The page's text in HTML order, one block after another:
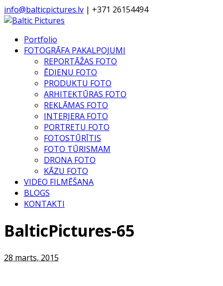
info@balticpictures.lv | +371 26154494
Portfolio
FOTOGRĀFA PAKALPOJUMI
REPORTĀŽAS FOTO
ĒDIENU FOTO
PRODUKTU FOTO
ARHITEKTŪRAS FOTO
REKLĀMAS FOTO
INTERJERA FOTO
PORTRETU FOTO
FOTOSTŪRĪTIS
FOTO TŪRISMAM
DRONA FOTO
KĀZU FOTO
VIDEO FILMĒŠANA
BLOGS
KONTAKTI
BalticPictures-65
28 marts, 2015